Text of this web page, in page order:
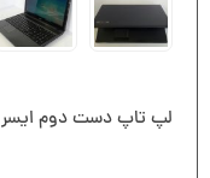
لپ تاپ دست دوم ایسر Acer Aspire 5250